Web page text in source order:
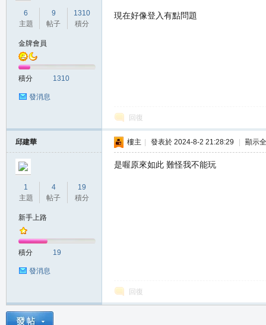
6
主題
9
帖子
1310
積分
金牌會員
積分 1310
發消息
現在好像登入有點問題
回復
邱建華
1
主題
4
帖子
19
積分
新手上路
積分 19
發消息
樓主 發表於 2024-8-2 21:28:29 顯示
是喔原來如此 難怪我不能玩
回復